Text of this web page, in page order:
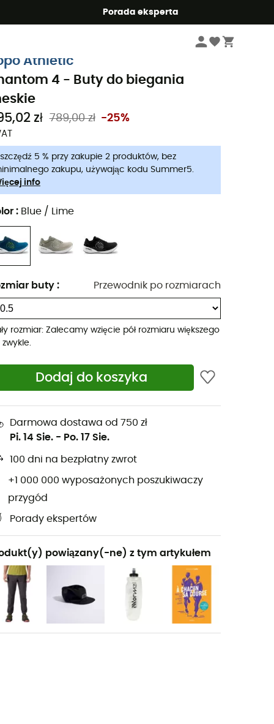
Porada eksperta
Athletic
4 - Buty do biegania
zł 789,00 zł -25%
5 % przy zakupie 2 produktów, bez
zakupu, używając kodu Summer5.
info
: Blue / Lime
buty : Przewodnik po rozmiarach
rozmiar: Zalecamy wzięcie pół rozmiaru większego
zwykle.
Dodaj do koszyka
Darmowa dostawa od 750 zł
Pi. 14 Sie. - Po. 17 Sie.
100 dni na bezpłatny zwrot
+1 000 000 wyposażonych poszukiwaczy
przygód
Porady ekspertów
powiązany(-ne) z tym artykułem